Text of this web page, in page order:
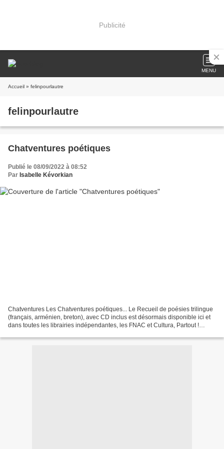
Publicité
MENU
Accueil » felinpourlautre
felinpourlautre
Chatventures poétiques
Publié le 08/09/2022 à 08:52
Par Isabelle Kévorkian
Chatventures Les Chatventures poétiques... Le Recueil de poésies trilingue
(français, arménien, breton), avec CD inclus est désormais disponible ici et
dans toutes les librairies indépendantes, les FNAC et Cultura, Partout !